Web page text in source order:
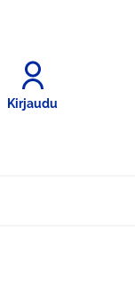
Kirjaudu